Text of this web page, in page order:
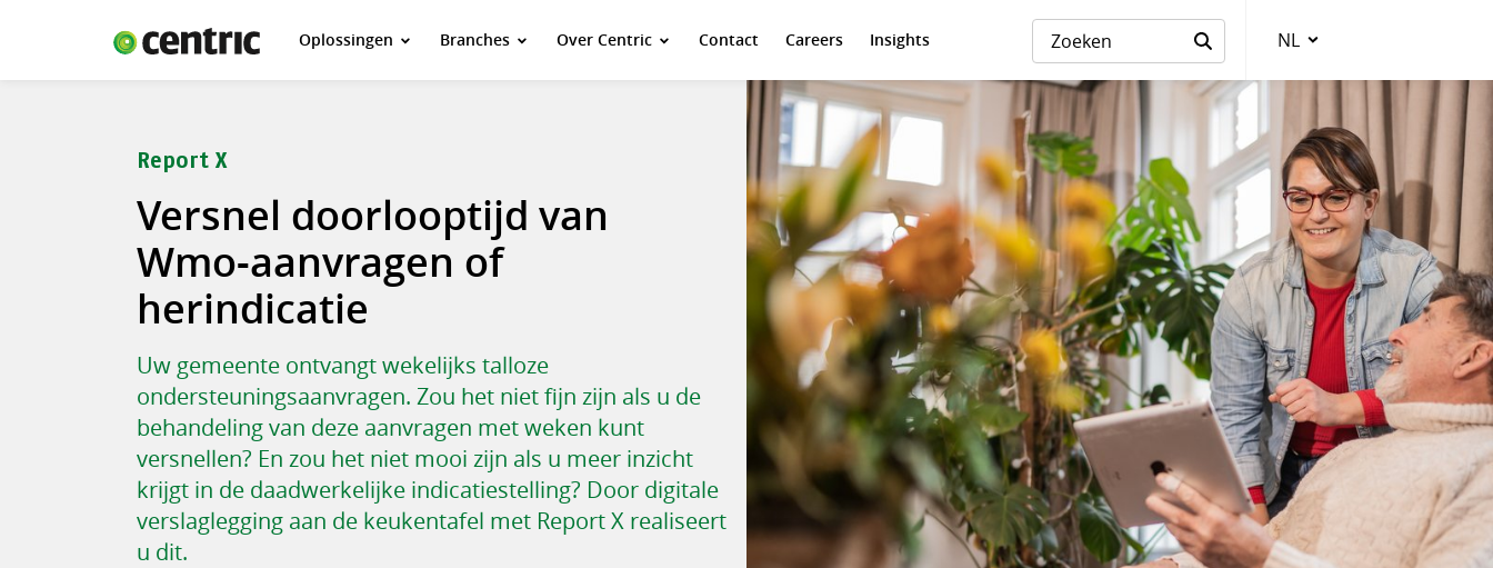
Oplossingen Branches Over Centric Contact Careers
Insights
Oplossingen
Over Centric
Careers
Insights
NL
Taalkeuze
Report X
Versnel doorlooptijd van
Wmo-aanvragen of
herindicatie
Uw gemeente ontvangt wekelijks talloze
ondersteuningsaanvragen. Zou het niet fijn zijn als u de
behandeling van deze aanvragen met weken kunt
versnellen? En zou het niet mooi zijn als u meer inzicht
krijgt in de daadwerkelijke indicatiestelling? Door digitale
verslaglegging aan de keukentafel met Report X realiseert
u dit.